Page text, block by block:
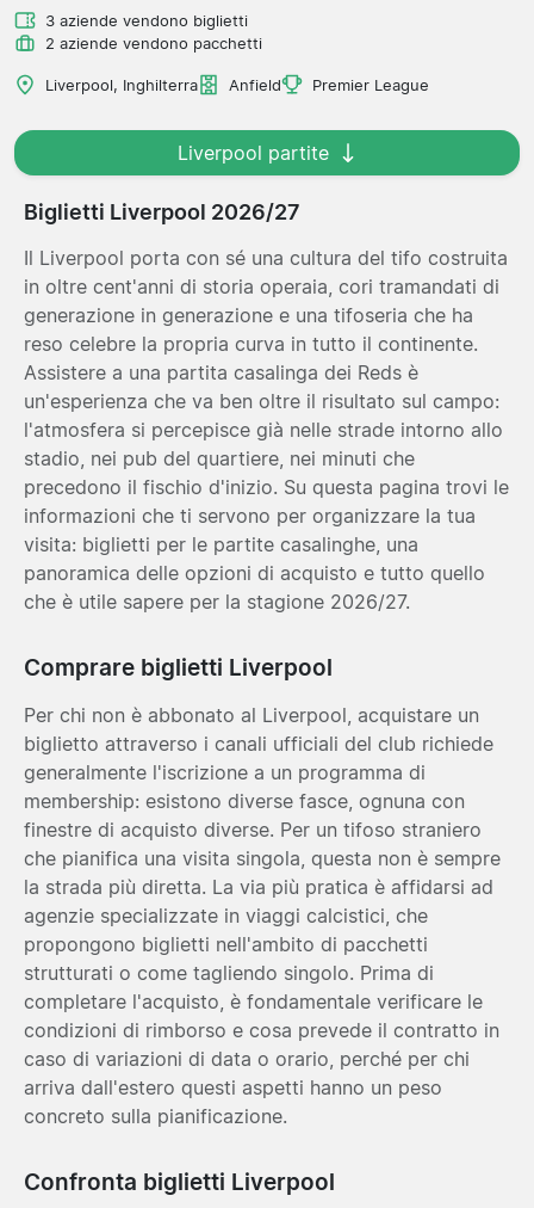
3 aziende vendono biglietti
2 aziende vendono pacchetti
Liverpool, Inghilterra Anfield Premier League
Liverpool partite
Biglietti Liverpool 2026/27
Il Liverpool porta con sé una cultura del tifo costruita
in oltre cent'anni di storia operaia, cori tramandati di
generazione in generazione e una tifoseria che ha
reso celebre la propria curva in tutto il continente.
Assistere a una partita casalinga dei Reds è
un'esperienza che va ben oltre il risultato sul campo:
l'atmosfera si percepisce già nelle strade intorno allo
stadio, nei pub del quartiere, nei minuti che
precedono il fischio d'inizio. Su questa pagina trovi le
informazioni che ti servono per organizzare la tua
visita: biglietti per le partite casalinghe, una
panoramica delle opzioni di acquisto e tutto quello
che è utile sapere per la stagione 2026/27.
Comprare biglietti Liverpool
Per chi non è abbonato al Liverpool, acquistare un
biglietto attraverso i canali ufficiali del club richiede
generalmente l'iscrizione a un programma di
membership: esistono diverse fasce, ognuna con
finestre di acquisto diverse. Per un tifoso straniero
che pianifica una visita singola, questa non è sempre
la strada più diretta. La via più pratica è affidarsi ad
agenzie specializzate in viaggi calcistici, che
propongono biglietti nell'ambito di pacchetti
strutturati o come tagliendo singolo. Prima di
completare l'acquisto, è fondamentale verificare le
condizioni di rimborso e cosa prevede il contratto in
caso di variazioni di data o orario, perché per chi
arriva dall'estero questi aspetti hanno un peso
concreto sulla pianificazione.
Confronta biglietti Liverpool